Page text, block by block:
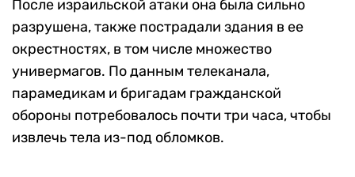
После израильской атаки она была сильно
разрушена, также пострадали здания в ее
окрестностях, в том числе множество
универмагов. По данным телеканала,
парамедикам и бригадам гражданской
обороны потребовалось почти три часа, чтобы
извлечь тела из-под обломков.